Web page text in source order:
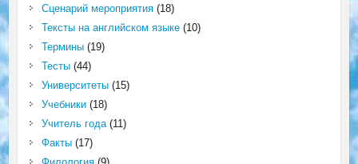
Сценарий мероприятия(18)
Тексты на английском языке(10)
Термины(19)
Тесты(44)
Университеты(15)
Учебники(18)
Учитель года(11)
Факты(17)